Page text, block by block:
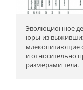
Эволюционное
юры из
млекопитающие
и относительно
размерами тела.